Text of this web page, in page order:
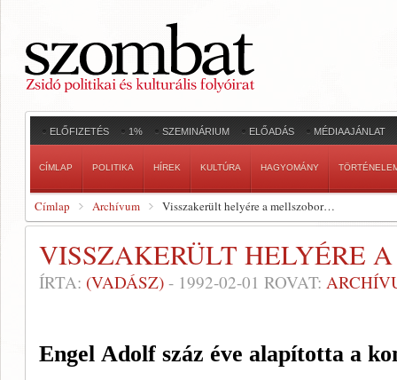
ELŐFIZETÉS 1% SZEMINÁRIUM ELŐADÁS MÉDIAAJÁNLAT
CÍMLAP POLITIKA HÍREK KULTÚRA HAGYOMÁNY
Címlap Archívum Visszakerült helyére a mellszobor…
VISSZAKERÜLT HELYÉRE
ÍRTA: (VADÁSZ) - 1992-02-01 ROVAT:
Engel Adolf száz éve alapította a